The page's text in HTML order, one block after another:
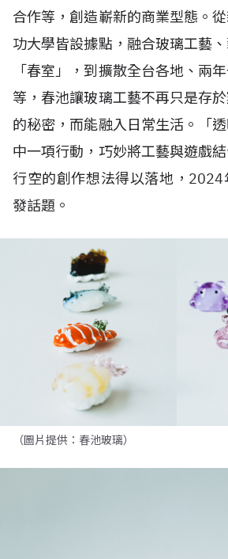
合作等，創造嶄新的商業型態。
功大學皆設據點，融合玻璃工藝
「春室」，到擴散全台各地、兩
等，春池讓玻璃工藝不再只是存
的秘密，而能融入日常生活。「
中一項行動，巧妙將工藝與遊戲
行空的創作想法得以落地， 2024
發話題。
（圖片提供：春池玻璃）